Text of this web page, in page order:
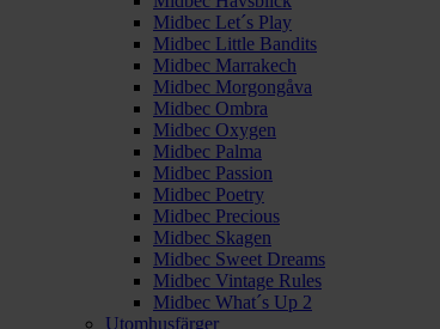
Midbec Let´s Play
Midbec Little Bandits
Midbec Marrakech
Midbec Morgongåva
Midbec Ombra
Midbec Oxygen
Midbec Palma
Midbec Passion
Midbec Poetry
Midbec Precious
Midbec Skagen
Midbec Sweet Dreams
Midbec Vintage Rules
Midbec What´s Up 2
Utomhusfärger